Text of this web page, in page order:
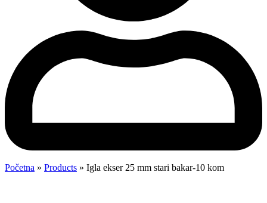
Početna » Products » Igla ekser 25 mm stari bakar-10 kom